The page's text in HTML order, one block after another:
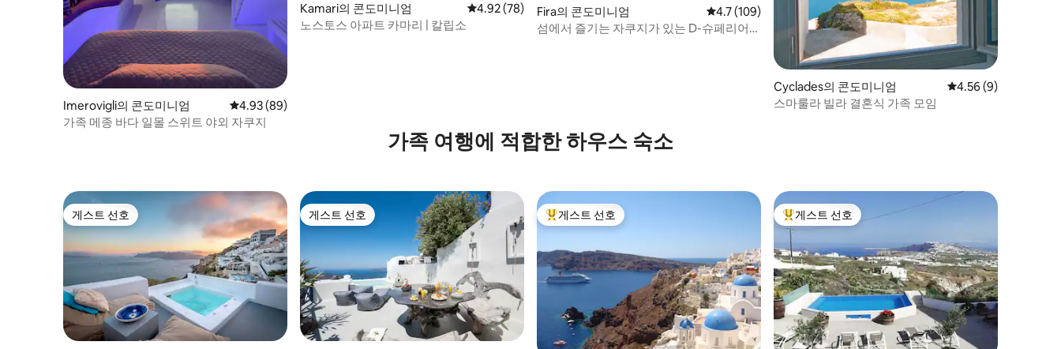
Imerovigli의 콘도미니엄 평점 4.93점(5점 만점), 후기 89개
4.93 (89)
가족 메종 바다 일몰 스위트 야외 자쿠지
Kamari의 콘도미니엄 평점 4.92점(5점 만점), 후기 78개
4.92 (78)
노스토스 아파트 카마리 | 칼립소
Fira의 콘도미니엄 평점 4.7점(5점 만점), 후기 109개
4.7 (109)
섬에서 즐기는 자쿠지가 있는 D-슈페리어
Cyclades의 콘도미니엄 평점 4.56점(5점 만점
4.56 (9)
스마룰라 빌라 결혼식 가족 모임
가족 여행에 적합한 하우스 숙소
게스트 선호
게스트 선호 게스트 선호
게스트 선호 상위 게스트 선호
게스트 선호 상위 게스트 선호
게스트 선호